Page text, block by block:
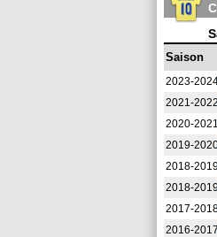
Saison
2023-
2021-2022
2020-2021
2019-
2018-
2018-2019
2017-
2016-2017